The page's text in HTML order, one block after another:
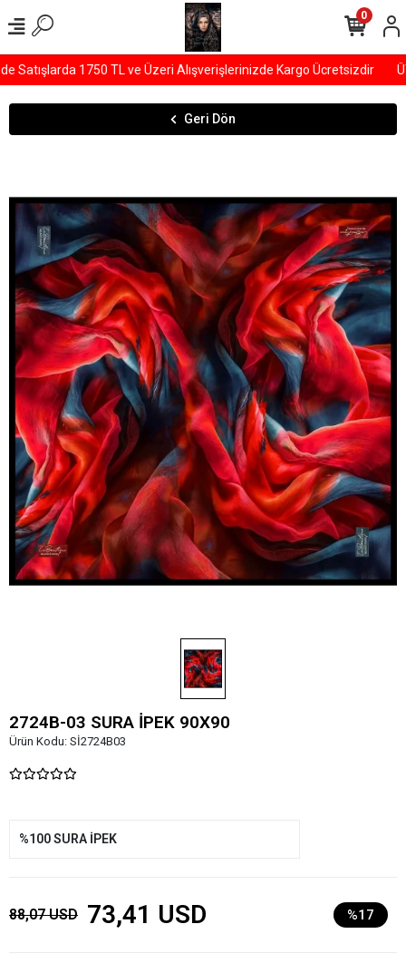
1750 TL ve Üzeri Alışverişlerinizde Kargo Ücretsizdir
0
Geri Dön
2724B-03 SURA İPEK 90X90
Ürün Kodu: Sİ2724B03
%100 SURA İPEK
88,07 USD 73,41 USD %17